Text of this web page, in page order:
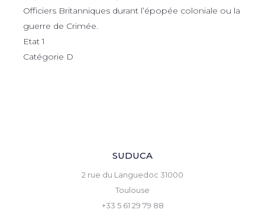
Officiers Britanniques durant l’épopée coloniale ou la
guerre de Crimée.
Etat 1
Catégorie D
SUDUCA
2 rue du Languedoc 31000
Toulouse
+33 5 61 29 79 88